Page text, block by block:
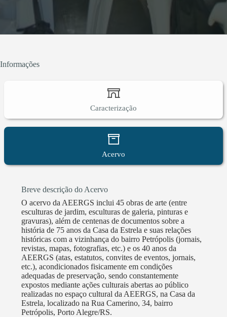
Informações
Caracterização
Acervo
Breve descrição do Acervo
O acervo da AEERGS inclui 45 obras de arte (entre
esculturas de jardim, esculturas de galeria, pinturas e
gravuras), além de centenas de documentos sobre a
história de 75 anos da Casa da Estrela e suas relações
históricas com a vizinhança do bairro Petrópolis (jornais,
revistas, mapas, fotografias, etc.) e os 40 anos da
AEERGS (atas, estatutos, convites de eventos, jornais,
etc.), acondicionados fisicamente em condições
adequadas de preservação, sendo constantemente
expostos mediante ações culturais abertas ao público
realizadas no espaço cultural da AEERGS, na Casa da
Estrela, localizado na Rua Camerino, 34, bairro
Petrópolis, Porto Alegre/RS.